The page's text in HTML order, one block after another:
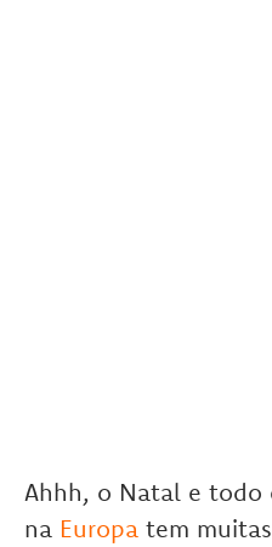
Ahhh, o Natal e todo
na Europa tem